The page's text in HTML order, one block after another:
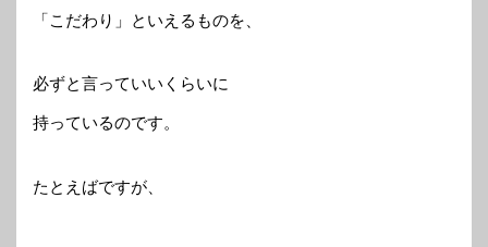
「こだわり」といえるものを、
必ずと言っていいくらいに
持っているのです。
たとえばですが、